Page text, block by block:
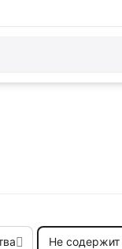
Не содержит